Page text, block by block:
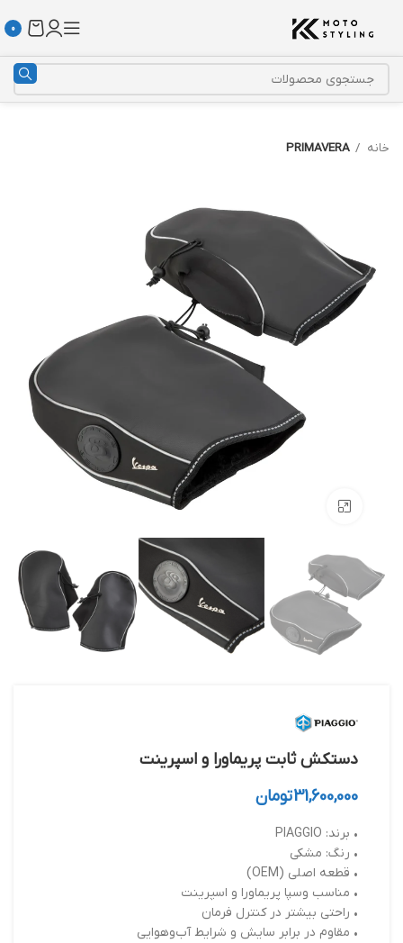
0
خانه PRIMAVERA
دستکش ثابت پریماورا و اسپرینت
31,600,000تومان
• برند: PIAGGIO
• رنگ: مشکی
• قطعه اصلی (OEM)
• مناسب وسپا پریماورا و اسپرینت
• راحتی بیشتر در کنترل فرمان
• مقاوم در برابر سایش و شرایط آب‌وهوایی